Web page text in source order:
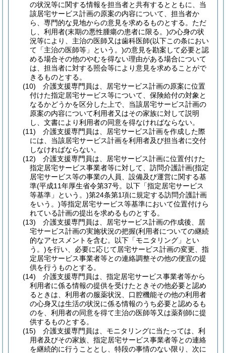
の状況等に関する情報を担当者と共有するとともに、当
該居宅サービス計画の原案の内容について、担当者か
ら、専門的な見地からの意見を求めるものとする。 ただ
し、利用者(末期の悪性腫瘍の患者に限る。)の心身の状
況等により、主治の医師又は歯科医師(以下この条におい
て「主治の医師等」という。)の意見を勘案して必要と認
める場合その他のやむを得ない理由がある場合について
は、担当者に対する照会等により意見を求めることがで
きるものとする。
(10)
介護支援専門員は、居宅サービス計画の原案に位置
付けた指定居宅サービス等について、保険給付の対象と
なるかどうかを区分した上で、当該居宅サービス計画の
原案の内容について利用者又はその家族に対して説明
し、文書により利用者の同意を得なければならない。
(11)
介護支援専門員は、居宅サービス計画を作成した際
には、当該居宅サービス計画を利用者及び担当者に交付
しなければならない。
(12)
介護支援専門員は、居宅サービス計画に位置付けた
指定居宅サービス事業者等に対して、訪問介護計画(指定
居宅サービス等の事業の人員、設備及び運営に関する基
準(平成11年厚生省令第37号。以下「指定居宅サービス
等基準」という。)第24条第1項に規定する訪問介護計画
をいう。)等指定居宅サービス等基準において位置付けら
れている計画の提出を求めるものとする。
(13)
介護支援専門員は、居宅サービス計画の作成後、居
宅サービス計画の実施状況の把握(利用者についての継続
的なアセスメントを含む。以下「モニタリング」とい
う。)を行い、必要に応じて居宅サービス計画の変更、指
定居宅サービス事業者等との連絡調整その他の便宜の提
供を行うものとする。
(14)
介護支援専門員は、指定居宅サービス事業者等から
利用者に係る情報の提供を受けたときその他必要と認め
るときは、利用者の服薬状況、口腔機能その他の利用者
の心身又は生活の状況に係る情報のうち必要と認めるも
のを、利用者の同意を得て主治の医師等又は薬剤師に提
供するものとする。
(15)
介護支援専門員は、モニタリングに当たっては、利
用者及びその家族、指定居宅サービス事業者等との連絡
を継続的に行うこととし、特段の事情のない限り、次に